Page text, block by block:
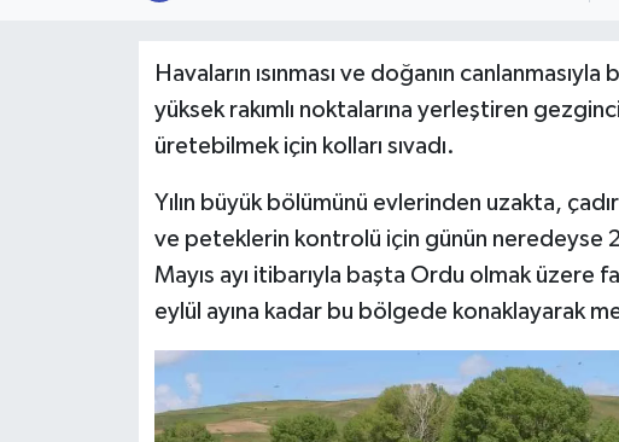
Havaların ısınması ve doğanın canlanmasıyla
yüksek rakımlı noktalarına yerleştiren
üretebilmek için kolları sıvadı.
Yılın büyük bölümünü evlerinden uzakta,
ve peteklerin kontrolü için günün neredeyse
Mayıs ayı itibarıyla başta Ordu olmak üzere
eylül ayına kadar bu bölgede konaklayarak